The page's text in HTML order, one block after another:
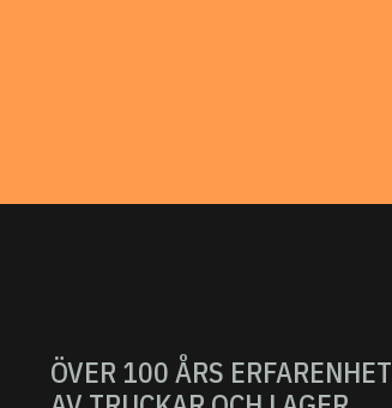
ÖVER 100 ÅRS ERFARENHET